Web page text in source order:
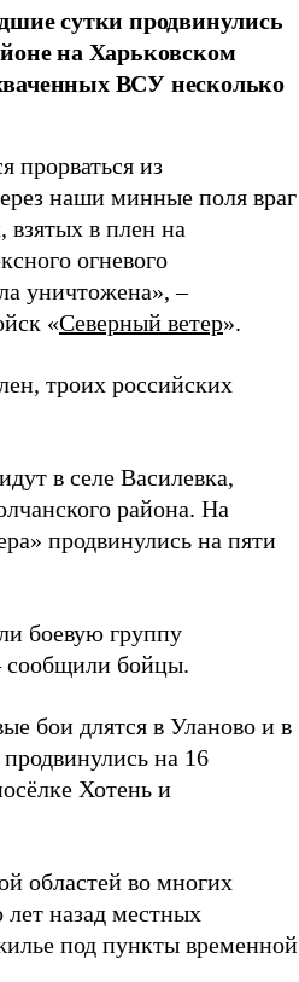
сутки продвинулись
на Харьковском
ВСУ несколько
из
наши минные поля враг
в плен на
огневого
уничтожена», –
«Северный ветер».
троих российских
в селе Василевка,
района. На
продвинулись на пяти
боевую группу
сообщили бойцы.
бои длятся в Уланово и в
на 16
Хотень и
областей во многих
назад местных
под пункты временной